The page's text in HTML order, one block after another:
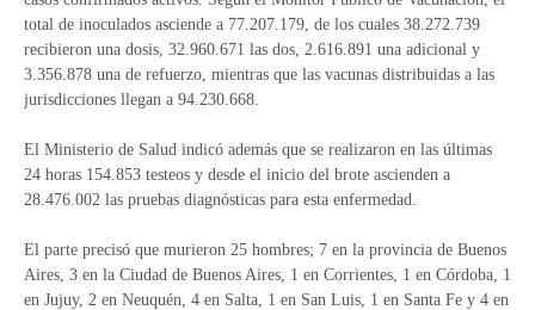
total de inoculados asciende a 77.207.179, de los cuales 38.272.739
recibieron una dosis, 32.960.671 las dos, 2.616.891 una adicional y
3.356.878 una de refuerzo, mientras que las vacunas distribuidas a las
jurisdicciones llegan a 94.230.668.
El Ministerio de Salud indicó además que se realizaron en las últimas
24 horas 154.853 testeos y desde el inicio del brote ascienden a
28.476.002 las pruebas diagnósticas para esta enfermedad.
El parte precisó que murieron 25 hombres; 7 en la provincia de Buenos
Aires, 3 en la Ciudad de Buenos Aires, 1 en Corrientes, 1 en Córdoba, 1
en Jujuy, 2 en Neuquén, 4 en Salta, 1 en San Luis, 1 en Santa Fe y 4 en